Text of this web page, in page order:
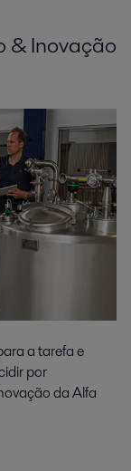
& Inovação
a tarefa e
por
da Alfa